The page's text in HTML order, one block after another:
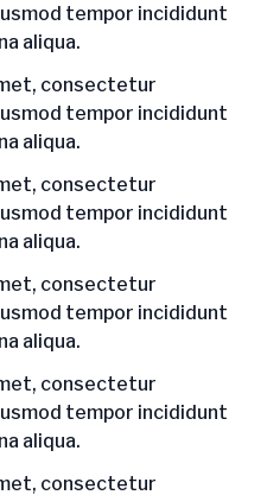
tempor incididunt
aliqua.
consectetur
tempor incididunt
aliqua.
consectetur
tempor incididunt
aliqua.
consectetur
tempor incididunt
aliqua.
consectetur
tempor incididunt
aliqua.
consectetur